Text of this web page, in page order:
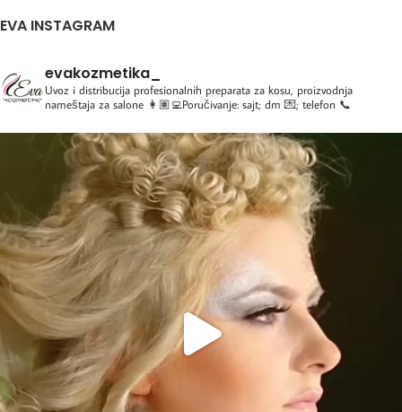
EVA INSTAGRAM
evakozmetika_
Uvoz i distribucija profesionalnih preparata za kosu, proizvodnja
nameštaja za salone 👩🏽‍💻Poručivanje: sajt; dm 💌; telefon 📞